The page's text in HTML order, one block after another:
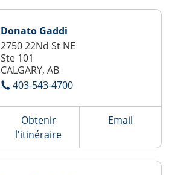
Donato Gaddi
2750 22Nd St NE
Ste 101
CALGARY, AB
403-543-4700
Obtenir
l'itinéraire
Email